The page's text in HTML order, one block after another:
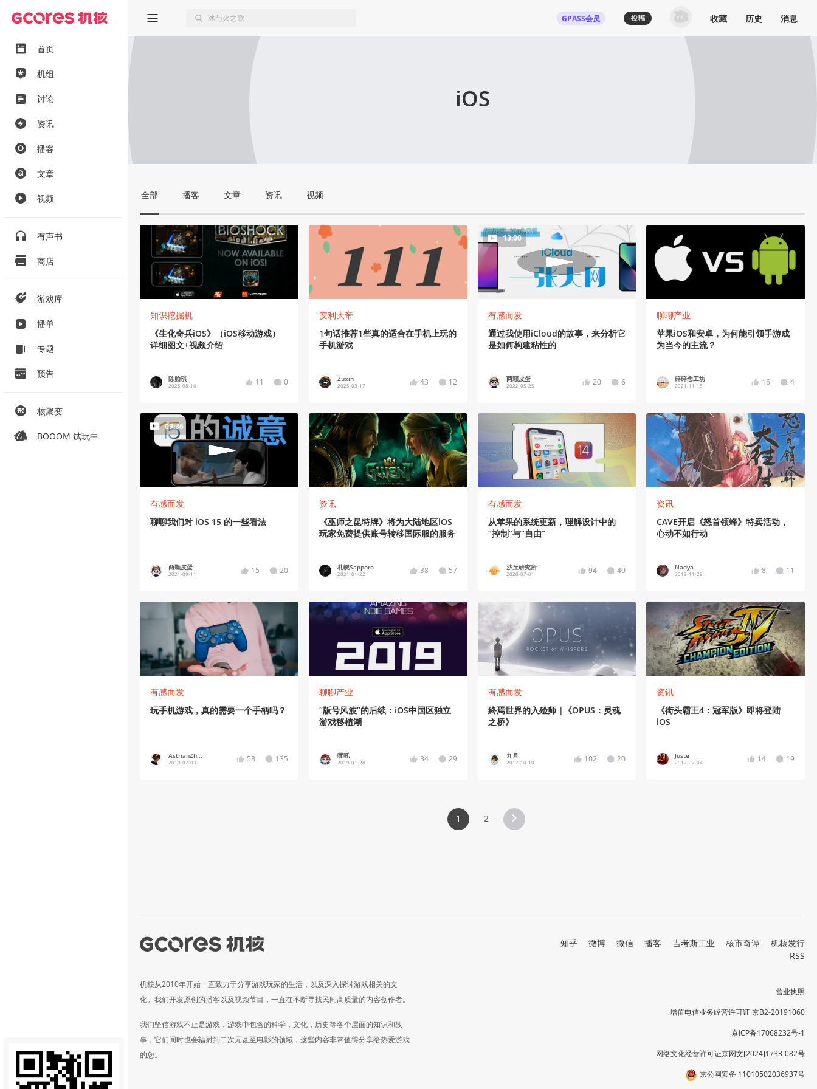
首页
机组
讨论
资讯
播客
文章
视频
有声书
商店
游戏库
播单
专题
预告
核聚变
BOOOM 试玩中
GPASS会员 收藏 历史 消息
iOS
全部 播客 文章 资讯 视频
知识挖掘机
《生化奇兵iOS》（iOS移动游戏）
详细图文+视频介绍
陈贻琪
2025-08-16 11 0
安利大帝
1句话推荐1些真的适合在手机上玩的
手机游戏
Zuxin
2025-03-17 43 12
13:00
有感而发
通过我使用iCloud的故事，来分析它
是如何构建粘性的
两颗皮蛋
2022-05-25 20 6
聊聊产业
苹果iOS和安卓，为何能引领手游成
为当今的主流？
碎碎念工坊
2021-11-15 16 4
09:36
有感而发
聊聊我们对 iOS 15 的一些看法
两颗皮蛋
2021-09-11 15 20
资讯
《巫师之昆特牌》将为大陆地区iOS
玩家免费提供账号转移国际服的服务
札幌Sapporo
2021-01-22 38 57
有感而发
从苹果的系统更新，理解设计中的
“控制”与“自由”
沙丘研究所
2020-07-01 94 40
资讯
CAVE开启《怒首领蜂》特卖活动，
心动不如行动
Nadya
2019-11-29 8 11
有感而发
玩手机游戏，真的需要一个手柄吗？
AstrianZh...
2019-07-03 53 135
聊聊产业
“版号风波”的后续：iOS中国区独立
游戏移植潮
哪吒
2019-01-28 34 29
有感而发
終焉世界的入殓师 |《OPUS：灵魂
之桥》
九月
2017-10-10 102 20
资讯
《街头霸王4：冠军版》即将登陆
iOS
Juste
2017-07-04 14 19
1 2
机核从2010年开始一直致力于分享游戏玩家的生活，以及深入探讨游戏相关的文
化。我们开发原创的播客以及视频节目，一直在不断寻找民间高质量的内容创作者。
我们坚信游戏不止是游戏，游戏中包含的科学，文化，历史等各个层面的知识和故
事，它们同时也会辐射到二次元甚至电影的领域，这些内容非常值得分享给热爱游戏
的您。
知乎 微博 微信 播客 吉考斯工业 核市奇谭
机核发行
RSS
营业执照
增值电信业务经营许可证 京B2-20191060
京ICP备17068232号-1
网络文化经营许可证京网文[2024]1733-082号
京公网安备 11010502036937号